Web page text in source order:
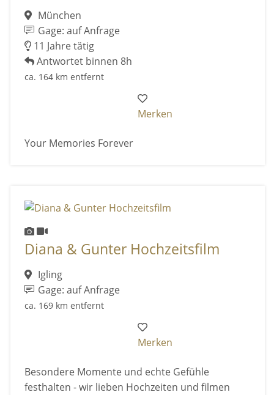
München
Gage: auf Anfrage
11 Jahre tätig
Antwortet binnen 8h
ca. 164 km entfernt
Merken
Your Memories Forever
Diana & Gunter Hochzeitsfilm
Igling
Gage: auf Anfrage
ca. 169 km entfernt
Merken
Besondere Momente und echte Gefühle
festhalten - wir lieben Hochzeiten und filmen